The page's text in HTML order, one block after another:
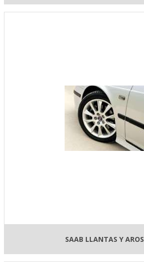
SAAB LLANTAS Y AROS